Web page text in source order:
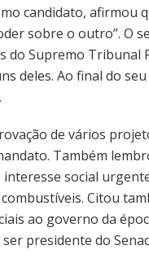
candidato, afirmou
sobre o outro”. O
Supremo Tribunal
deles. Ao final do
de vários
Também
social
Citou
ao governo da
presidente do